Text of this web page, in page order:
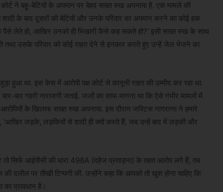
ने बहू-बेटियों के अपमान पर बेहद सख्त रुख अपनाया है. एक मामले की
के बाद दूसरों की बेटियों और उनके परिवार का अपमान करने का कोई हक
पैसे लेते हो, आखिर उनको ही भिखारी कैसे कह सकते हो?' इसी सख्त रुख के साथ
तथा उसके परिवार को कोई राहत देने से इनकार करते हुए उन्हें जेल भेजने का
था. इस केस में आरोपी पक्ष कोर्ट से कानूनी राहत की उम्मीद कर रहा था.
बार गहरी नाराजगी जताई. जजों का साफ मानना था कि ऐसे गंभीर मामलों में
के खिलाफ सख्त रुख अपनाया. इस दौरान जस्टिस नागरत्ना ने हमारे
'आखिर लड़के, लड़कियों से शादी ही क्यों करते हैं, जब उन्हें बाद में लड़की और
सिर्फ आईपीसी की धारा 498A (दहेज प्रताड़ना) के तहत आरोप लगे हैं, तब
दलील पर तीखी टिप्पणी की. उन्होंने कहा कि आपको तो खुश होना चाहिए कि
प्रावधान है।